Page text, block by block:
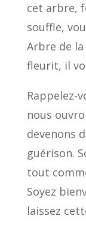
cet arbre,
souffle,
Arbre de
fleurit, il
Rappelez-
nous
devenons
guérison.
tout
Soyez
laissez